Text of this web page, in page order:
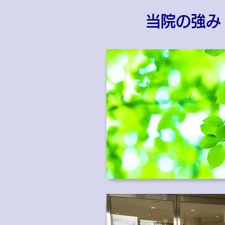
当院の強み